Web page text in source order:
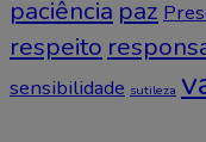
paciência paz
respeito
sensibilidade sutileza